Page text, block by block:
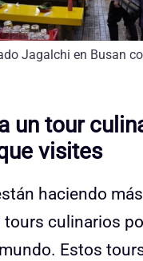
Jagalchi en Busan
un tour
visites
haciendo más
tours culinarios
Estos